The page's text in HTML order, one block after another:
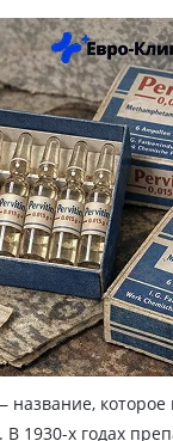
название,
1930-х годах